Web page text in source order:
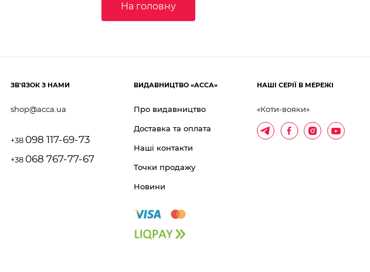
На головну
ЗВ'ЯЗОК З НАМИ
shop@acca.ua
+38 098 117-69-73
+38 068 767-77-67
ВИДАВНИЦТВО «АССА»
Про видавництво
Доставка та оплата
Наші контакти
Точки продажу
Новини
НАШІ СЕРІЇ В МЕРЕЖІ
«Коти-вояки»